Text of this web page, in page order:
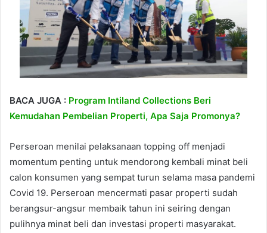
BACA JUGA : Program Intiland Collections Beri
Kemudahan Pembelian Properti, Apa Saja Promonya?
Perseroan menilai pelaksanaan topping off menjadi
momentum penting untuk mendorong kembali minat beli
calon konsumen yang sempat turun selama masa pandemi
Covid 19. Perseroan mencermati pasar properti sudah
berangsur-angsur membaik tahun ini seiring dengan
pulihnya minat beli dan investasi properti masyarakat.